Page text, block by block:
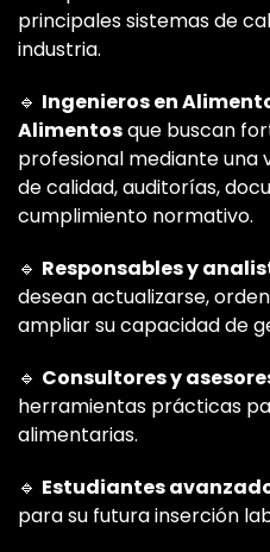
principales sistemas de
industria.
🔹 Ingenieros en
Alimentosque buscan
profesional mediante una
de calidad, auditorías,
cumplimiento normativo.
🔹 Responsables y
desean actualizarse,
ampliar su capacidad de
🔹 Consultores y
herramientas prácticas
alimentarias.
🔹 Estudiantes
para su futura inserción